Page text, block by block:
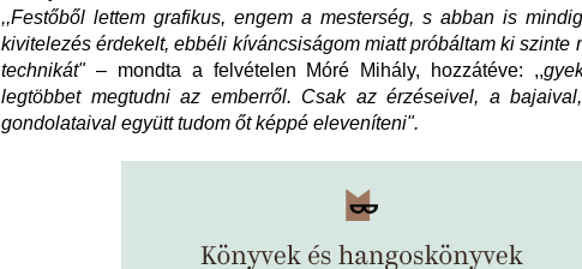
,,Festőből lettem grafikus, engem a mesterség, s abban is
kivitelezés érdekelt, ebbéli kíváncsiságom miatt próbáltam ki szinte
technikát"– mondta a felvételen Móré Mihály, hozzátéve: ,,
legtöbbet megtudni az emberről. Csak az érzéseivel, a
gondolataival együtt tudom őt képpé eleveníteni".